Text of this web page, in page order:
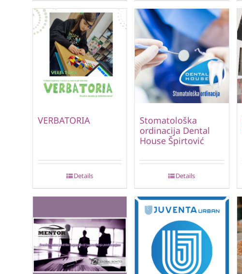
VERBATORIA
Details
Stomatološka
ordinacija Dental
House Špirtović
Details